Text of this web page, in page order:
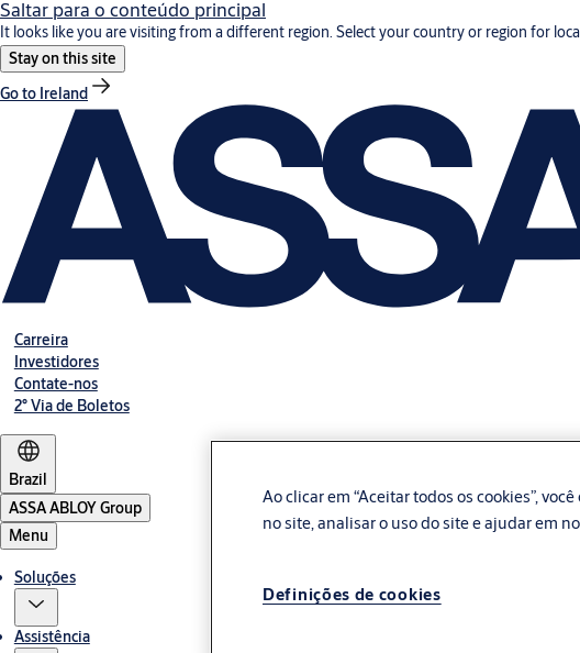
Saltar para o conteúdo principal
It looks like you are visiting from a different region. Select your country or region for
Stay on this site
Go to Ireland
Carreira
Investidores
Contate-nos
2° Via de Boletos
Brazil
ASSA ABLOY Group
Menu
Soluções
Assistência
Ao clicar em “Aceitar todos os cookies”,
no site, analisar o uso do site e ajudar em
Definições de cookies